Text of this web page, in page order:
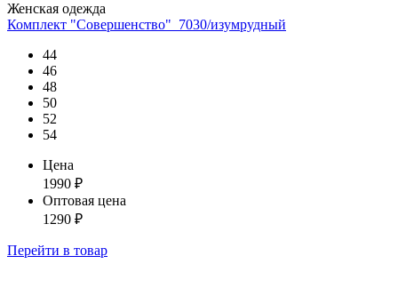
Женская одежда
Комплект "Совершенство"_7030/изумрудный
44
46
48
50
52
54
Цена
1990 ₽
Оптовая цена
1290 ₽
Перейти в товар